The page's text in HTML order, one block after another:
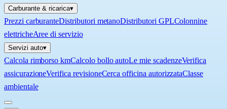
Carburante & ricarica▾
Prezzi carburanteDistributori metanoDistributori GPLColonnine
elettricheAree di servizio
Servizi auto▾
Calcola rimborso kmCalcolo bollo autoLe mie scadenzeVerifica
assicurazioneVerifica revisioneCerca officina autorizzataClasse
ambientale